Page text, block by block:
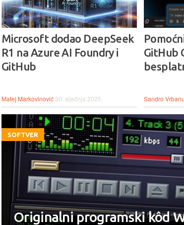
Microsoft dodao DeepSeek
R1 na Azure AI Foundry i
GitHub
Matej Markovinović 30. siječnja 2025.
GitHub
Sandro
SOFTVER
Originalni programski kôd